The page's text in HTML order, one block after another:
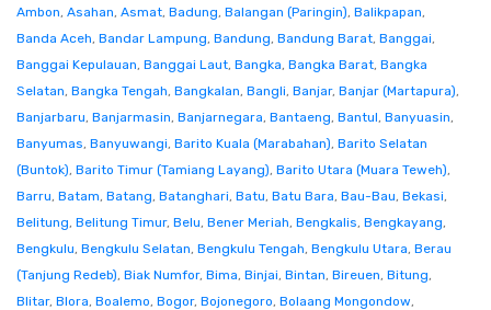
Ambon, Asahan, Asmat, Badung, Balangan (Paringin), Balikpapan,
Banda Aceh, Bandar Lampung, Bandung, Bandung Barat, Banggai,
Banggai Kepulauan, Banggai Laut, Bangka, Bangka Barat, Bangka
Selatan, Bangka Tengah, Bangkalan, Bangli, Banjar, Banjar (Martapura),
Banjarbaru, Banjarmasin, Banjarnegara, Bantaeng, Bantul, Banyuasin,
Banyumas, Banyuwangi, Barito Kuala (Marabahan), Barito Selatan
(Buntok), Barito Timur (Tamiang Layang), Barito Utara (Muara Teweh),
Barru, Batam, Batang, Batanghari, Batu, Batu Bara, Bau-Bau, Bekasi,
Belitung, Belitung Timur, Belu, Bener Meriah, Bengkalis, Bengkayang,
Bengkulu, Bengkulu Selatan, Bengkulu Tengah, Bengkulu Utara, Berau
(Tanjung Redeb), Biak Numfor, Bima, Binjai, Bintan, Bireuen, Bitung,
Blitar, Blora, Boalemo, Bogor, Bojonegoro, Bolaang Mongondow,